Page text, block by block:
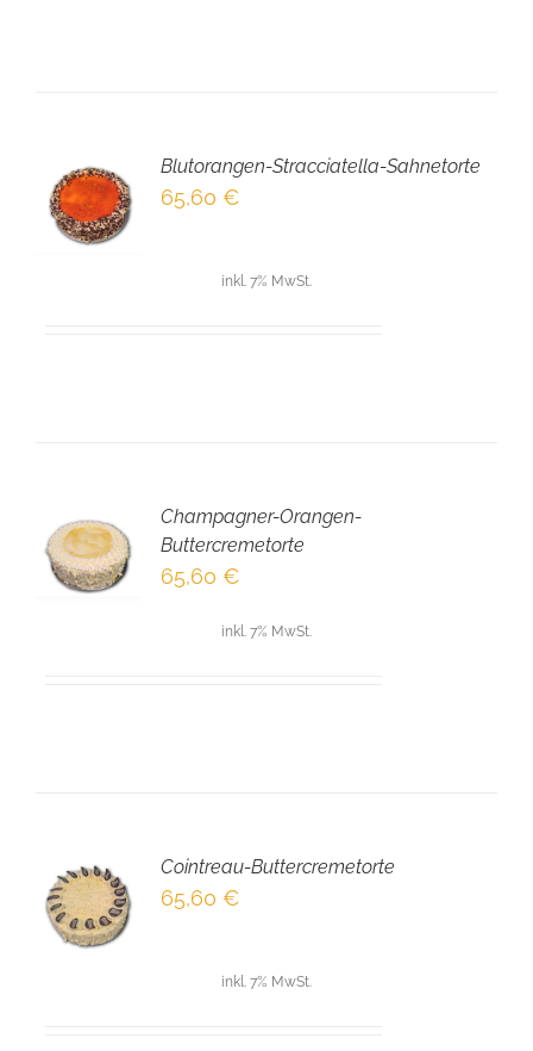
Blutorangen-Stracciatella-Sahnetorte
65,60 €
inkl. 7% MwSt.
Champagner-Orangen-
Buttercremetorte
65,60 €
inkl. 7% MwSt.
Cointreau-Buttercremetorte
65,60 €
inkl. 7% MwSt.